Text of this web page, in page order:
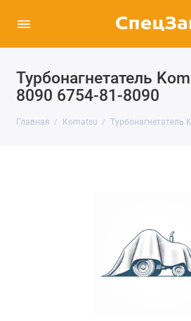
Турбонагнетатель
8090 6754-81-8090
Главная Komatsu Турбонагнетатель